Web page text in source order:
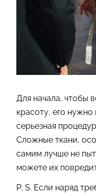
Для начала, чтобы
красоту, его нужно
серьезная
Сложные ткани,
самим лучше не
можете их
P. S. Если наряд